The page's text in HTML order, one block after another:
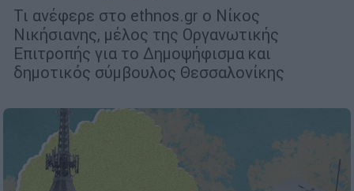
Τι ανέφερε στο ethnos.gr ο Νίκος
Νικήσιανης, μέλος της Οργανωτικής
Επιτροπής για το Δημοψήφισμα και
δημοτικός σύμβουλος Θεσσαλονίκης